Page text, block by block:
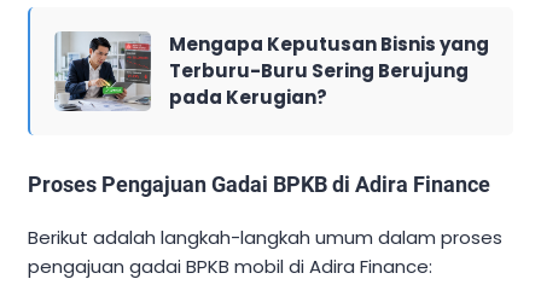
Mengapa Keputusan Bisnis yang
Terburu-Buru Sering Berujung
pada Kerugian?
Proses Pengajuan Gadai BPKB di Adira Finance
Berikut adalah langkah-langkah umum dalam proses
pengajuan gadai BPKB mobil di Adira Finance: